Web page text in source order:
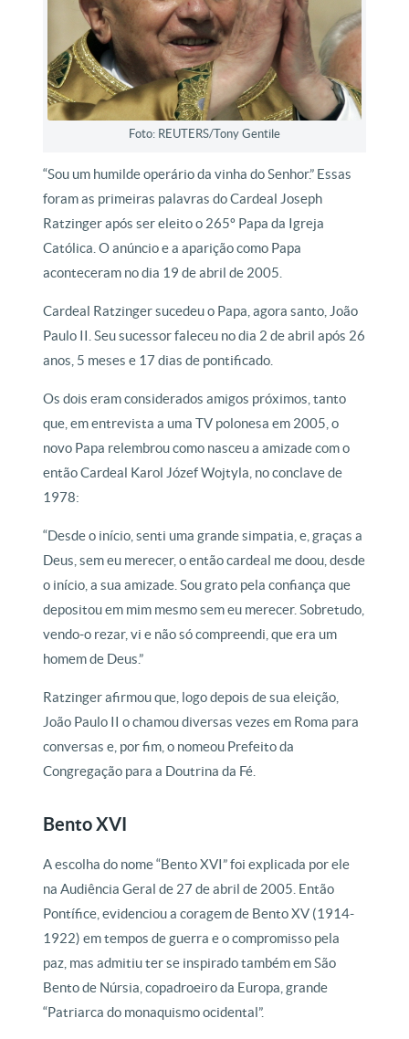
Foto: REUTERS/Tony Gentile
“Sou um humilde operário da vinha do Senhor.” Essas
foram as primeiras palavras do Cardeal Joseph
Ratzinger após ser eleito o 265º Papa da Igreja
Católica. O anúncio e a aparição como Papa
aconteceram no dia 19 de abril de 2005.
Cardeal Ratzinger sucedeu o Papa, agora santo, João
Paulo II. Seu sucessor faleceu no dia 2 de abril após 26
anos, 5 meses e 17 dias de pontificado.
Os dois eram considerados amigos próximos, tanto
que, em entrevista a uma TV polonesa em 2005, o
novo Papa relembrou como nasceu a amizade com o
então Cardeal Karol Józef Wojtyla, no conclave de
1978:
“Desde o início, senti uma grande simpatia, e, graças a
Deus, sem eu merecer, o então cardeal me doou, desde
o início, a sua amizade. Sou grato pela confiança que
depositou em mim mesmo sem eu merecer. Sobretudo,
vendo-o rezar, vi e não só compreendi, que era um
homem de Deus.”
Ratzinger afirmou que, logo depois de sua eleição,
João Paulo II o chamou diversas vezes em Roma para
conversas e, por fim, o nomeou Prefeito da
Congregação para a Doutrina da Fé.
Bento XVI
A escolha do nome “Bento XVI” foi explicada por ele
na Audiência Geral de 27 de abril de 2005. Então
Pontífice, evidenciou a coragem de Bento XV (1914-
1922) em tempos de guerra e o compromisso pela
paz, mas admitiu ter se inspirado também em São
Bento de Núrsia, copadroeiro da Europa, grande
“Patriarca do monaquismo ocidental”.